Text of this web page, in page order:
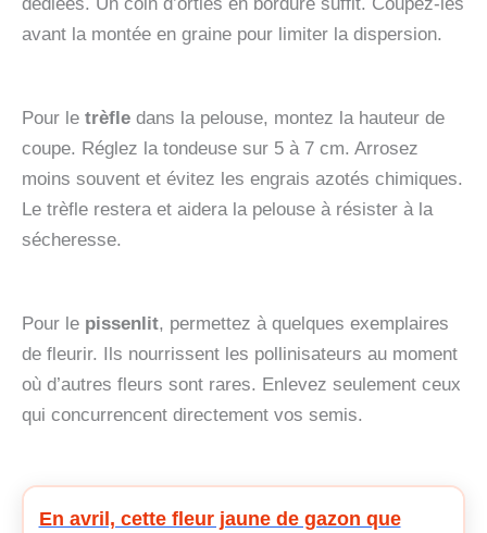
avant la montée en graine pour limiter la dispersion.
Pour le trèfle dans la pelouse, montez la hauteur de
coupe. Réglez la tondeuse sur 5 à 7 cm. Arrosez
moins souvent et évitez les engrais azotés chimiques.
Le trèfle restera et aidera la pelouse à résister à la
sécheresse.
Pour le pissenlit, permettez à quelques exemplaires
de fleurir. Ils nourrissent les pollinisateurs au moment
où d’autres fleurs sont rares. Enlevez seulement ceux
qui concurrencent directement vos semis.
En avril, cette fleur jaune de gazon que